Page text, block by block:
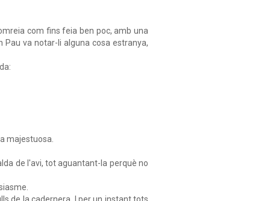
com fins feia ben poc, amb una
va notar-li alguna cosa estranya,
majestuosa.
de l'avi, tot aguantant-la perquè no
de la cadernera. I per un instant tots